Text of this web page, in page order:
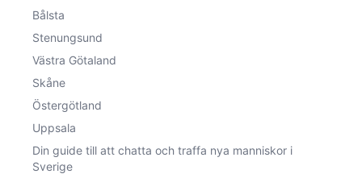
Bålsta
Stenungsund
Västra Götaland
Skåne
Östergötland
Uppsala
Din guide till att chatta och traffa nya manniskor i
Sverige